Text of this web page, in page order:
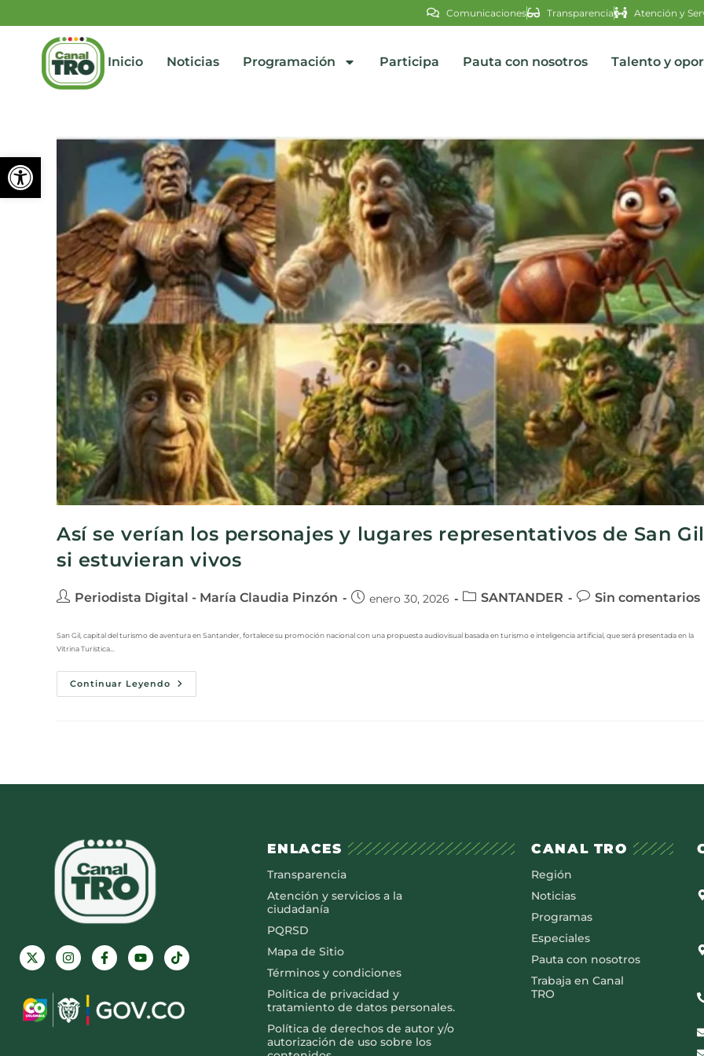
Abrir barra de herramientas
Comunicaciones Transparencia Atención y
Inicio Noticias Programación Participa Pauta con nosotros Talento y
Así se verían los personajes y lugares representativos de San Gil
si estuvieran vivos
Periodista Digital - María Claudia Pinzón enero 30, 2026 SANTANDER Sin comentarios
San Gil, capital del turismo de aventura en Santander, fortalece su promoción nacional con una propuesta audiovisual basada en turismo e inteligencia artificial, que será presentada en la
Vitrina Turística…
Continuar Leyendo
ENLACES
Transparencia
Atención y servicios a la
ciudadanía
PQRSD
Mapa de Sitio
Términos y condiciones
Política de privacidad y
tratamiento de datos personales.
Política de derechos de autor y/o
autorización de uso sobre los
CANAL TRO
Región
Noticias
Programas
Especiales
Pauta con nosotros
Trabaja en Canal
TRO